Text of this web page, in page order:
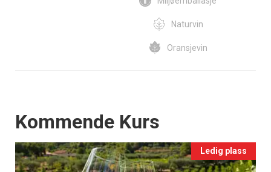
Naturvin
Oransjevin
Events
Kommende Kurs
Ledig plass